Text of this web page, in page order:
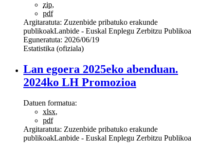
zip,
pdf
Argitaratuta: Zuzenbide pribatuko erakunde
publikoakLanbide - Euskal Enplegu Zerbitzu Publikoa
Eguneratuta: 2026/06/19
Estatistika (ofiziala)
Lan egoera 2025eko abenduan.
2024ko LH Promozioa
Datuen formatua:
xlsx,
pdf
Argitaratuta: Zuzenbide pribatuko erakunde
publikoakLanbide - Euskal Enplegu Zerbitzu Publikoa